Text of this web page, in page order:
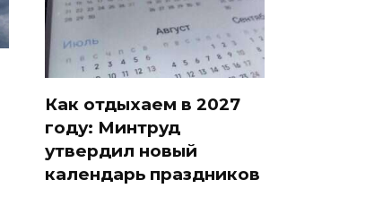
Как отдыхаем в 2027
году: Минтруд
утвердил новый
календарь праздников